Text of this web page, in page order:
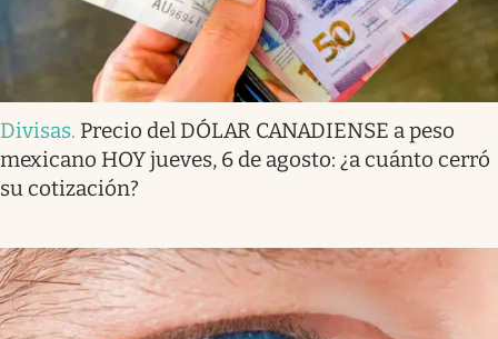
Divisas. Precio del DÓLAR CANADIENSE a peso
mexicano HOY jueves, 6 de agosto: ¿a cuánto cerró
su cotización?